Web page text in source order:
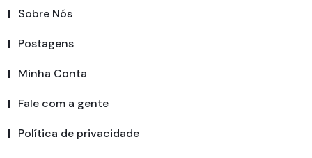
Sobre Nós
Postagens
Minha Conta
Fale com a gente
Política de privacidade